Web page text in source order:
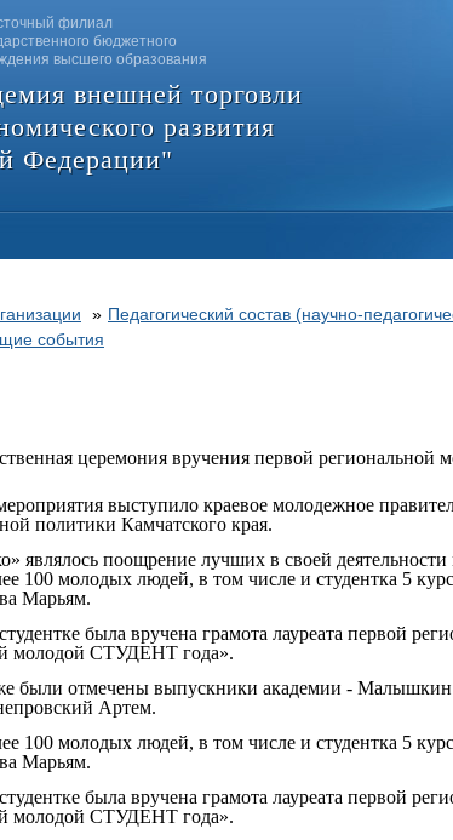
филиал
бюджетного
высшего образования
внешней торговли
развития
Федерации"
» Педагогический состав (научно-
события
церемония вручения первой региональной
выступило краевое молодежное
политики Камчатского края.
являлось поощрение лучших в своей
100 молодых людей, в том числе и студентка 5
Марьям.
была вручена грамота лауреата первой
молодой СТУДЕНТ года».
были отмечены выпускники академии -
Артем.
100 молодых людей, в том числе и студентка 5
Марьям.
была вручена грамота лауреата первой
молодой СТУДЕНТ года».